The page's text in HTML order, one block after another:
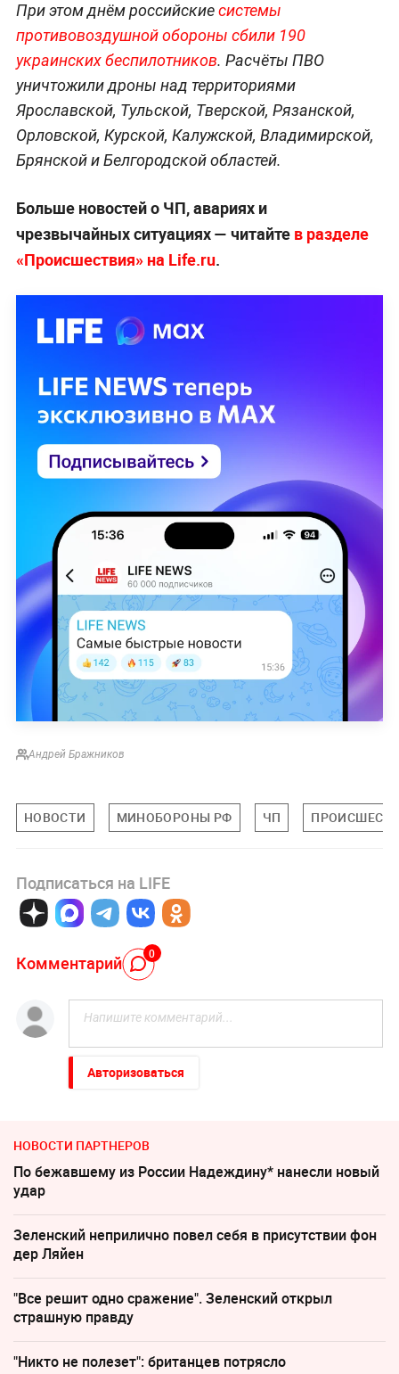
При этом днём российскиесистемы
противовоздушной обороны сбили 190
украинских беспилотников. Расчёты ПВО
уничтожили дроны над территориями
Ярославской, Тульской, Тверской, Рязанской,
Орловской, Курской, Калужской, Владимирской,
Брянской и Белгородской областей.
Больше новостей о ЧП, авариях и
чрезвычайных ситуациях — читайте в разделе
«Происшествия» на Life.ru.
Андрей Бражников
НОВОСТИ МИНОБОРОНЫ РФ ЧП
Подписаться на LIFE
Комментарий 0
Авторизоваться
НОВОСТИ ПАРТНЕРОВ
По бежавшему из России Надеждину* нанесли новый
удар
Зеленский неприлично повел cебя в присутствии фон
дер Ляйен
"Все решит одно сражение". Зеленский открыл
страшную правду
"Никто не полезет": британцев потрясло